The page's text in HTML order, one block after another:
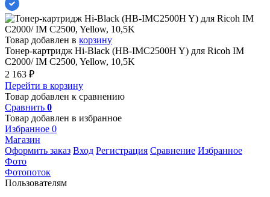
Товар добавлен в корзину
Тонер-картридж Hi-Black (HB-IMC2500H Y) для Ricoh IM
C2000/ IM C2500, Yellow, 10,5K
2 163 ₽
Перейти в корзину
Товар добавлен к сравнению
Сравнить 0
Товар добавлен в избранное
Избранное 0
Магазин
Оформить заказ Вход Регистрация Сравнение Избранное
Фото
Фотопоток
Пользователям